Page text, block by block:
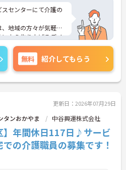
センターにて介護の
地域の方々が気軽に
支え作り上げるデイ
の姿を基に限りなく
せるよう充実した時
ナビまでお問い合わ
伝えします！
無料 紹介してもらう
更新日：2026年07月29日
タンおかやま 中谷興運株式会社
】年間休日117日♪サービ
の介護職員の募集です！